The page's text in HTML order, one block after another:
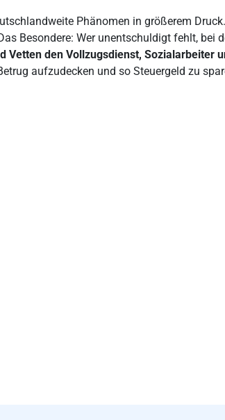
Phänomen in größerem
Besondere: Wer unentschuldigt fehlt, bei
Vetten den Vollzugsdienst, Sozialarbeiter
aufzudecken und so Steuergeld zu